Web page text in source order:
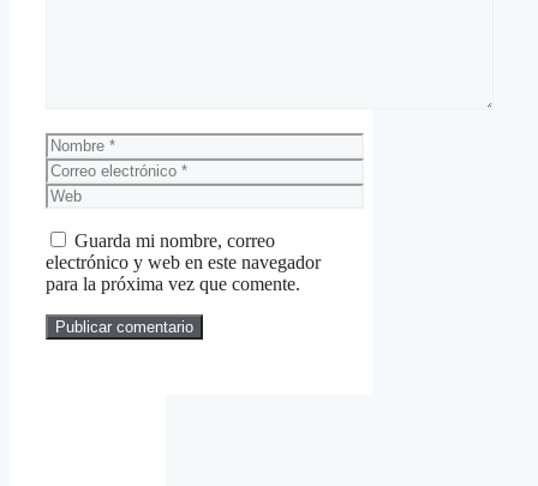
Nombre
Correo
electrónico
Web
Guarda mi nombre, correo
electrónico y web en este navegador
para la próxima vez que comente.